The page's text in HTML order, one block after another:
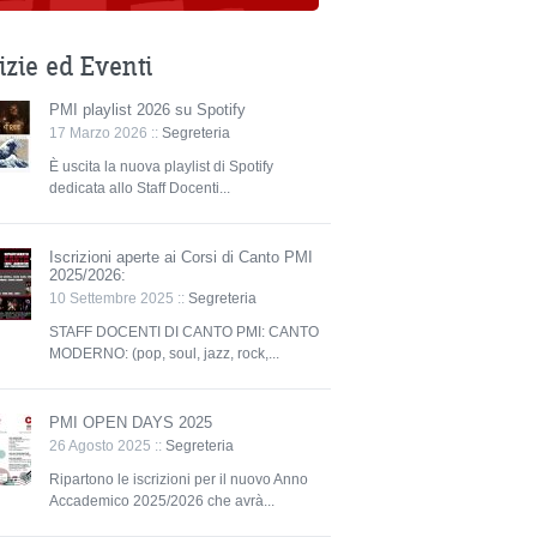
ed Eventi
PMI playlist 2026 su Spotify
17 Marzo 2026 :: Segreteria
È uscita la nuova playlist di Spotify
dedicata allo Staff Docenti...
Iscrizioni aperte ai Corsi di Canto PMI
2025/2026:
10 Settembre 2025 :: Segreteria
STAFF DOCENTI DI CANTO PMI: CANTO
MODERNO: (pop, soul, jazz, rock,...
PMI OPEN DAYS 2025
26 Agosto 2025 :: Segreteria
Ripartono le iscrizioni per il nuovo Anno
Accademico 2025/2026 che avrà...